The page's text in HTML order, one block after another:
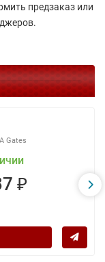
предзаказ или
Gates
₽